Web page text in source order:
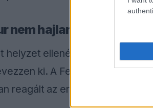
nem hajlandó beállni a
helyzet ellenére Frederic
ki. A Ferrari
reagált az erre irányuló